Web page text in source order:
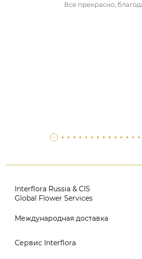
Все прекрасно,
Interflora Russia & CIS
Global Flower Services
Версия для печати
Поиск
Международная доставка
Россия
Сервис Interflora